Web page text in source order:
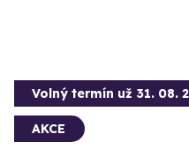
Volný termín už 31. 08.
AKCE